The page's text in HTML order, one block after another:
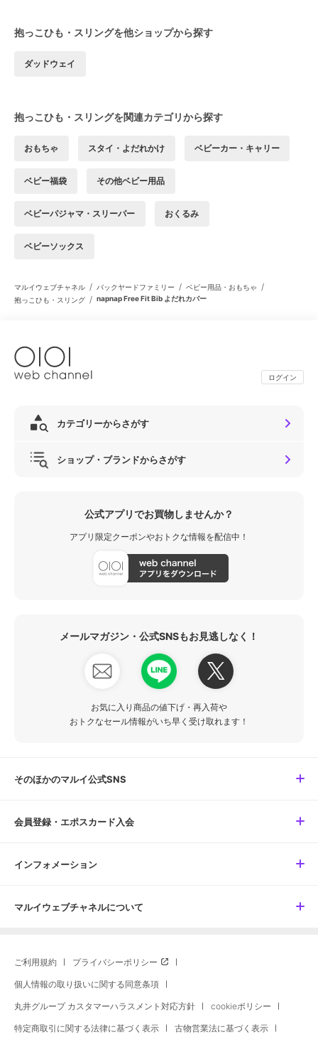
抱っこひも・スリングを他ショップから探す
ダッドウェイ
抱っこひも・スリングを関連カテゴリから探す
おもちゃ スタイ・よだれかけ ベビーカー・キャリー
ベビー福袋 その他ベビー用品
ベビーパジャマ・スリーパー おくるみ
ベビーソックス
マルイウェブチャネル / バックヤードファミリー / ベビー用品・おもちゃ /
抱っこひも・スリング / napnap Free Fit Bib よだれカバー
ログイン
カテゴリーからさがす
ショップ・ブランドからさがす
公式アプリでお買物しませんか？
アプリ限定クーポンやおトクな情報を配信中！
メールマガジン・公式SNSもお見逃しなく！
お気に入り商品の値下げ・再入荷や
おトクなセール情報がいち早く受け取れます！
そのほかのマルイ公式SNS
会員登録・エポスカード入会
インフォメーション
マルイウェブチャネルについて
ご利用規約 プライバシーポリシー
個人情報の取り扱いに関する同意条項
丸井グループ カスタマーハラスメント対応方針 cookieポリシー
特定商取引に関する法律に基づく表示 古物営業法に基づく表示